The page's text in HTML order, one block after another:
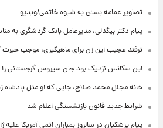
تصاویر عمامه بستن به شیوه خاتمی/ویدیو
پیام دکتر بیگدلی، مدیرعامل بانک گردشگری به
ترفند عجیب این زن برای ماهیگیری، موجب حیرت
این سکانس نزدیک بود جان سیروس گرجستانی را
خانه مجلل محمد صلاح، جایی که او مثل پادشاه
شرایط جدید قانون بازنشستگی اعلام شد
پیام پزشکیان در سالروز بمباران اتمی آمریکا علیه